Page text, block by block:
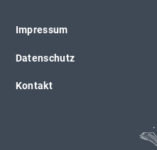
Impressum
Datenschutz
Kontakt